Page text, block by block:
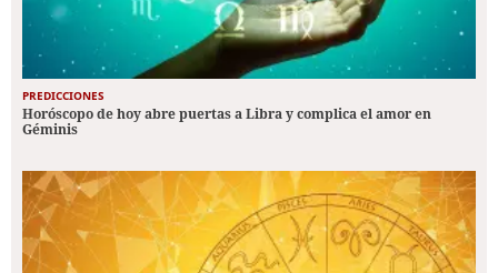
PREDICCIONES
Horóscopo de hoy abre puertas a Libra y complica el amor en
Géminis